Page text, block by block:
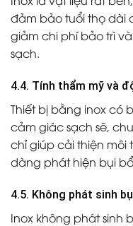
đảm bảo tuổi thọ dài
giảm chi phí bảo trì
sạch.
4.4. Tính thẩm mỹ và
Thiết bị bằng inox có
cảm giác sạch sẽ,
chỉ giúp cải thiện môi
dàng phát hiện bụi
4.5. Không phát sinh
Inox không phát sinh